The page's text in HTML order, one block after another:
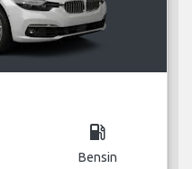
local_gas_station
Bensin